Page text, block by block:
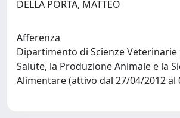
DELLA PORTA, MATTEO
Afferenza
Dipartimento di Scienze Veterinarie
Salute, la Produzione Animale e la
Alimentare (attivo dal 27/04/2012 al